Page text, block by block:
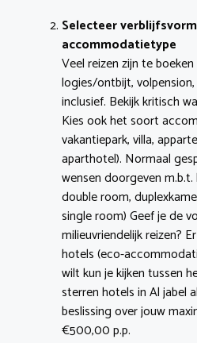
Selecteer
accommodatietype
Veel reizen zijn te
logies/ontbijt,
inclusief. Bekijk kritisch
Kies ook het soort
vakantiepark, villa,
aparthotel). Normaal
wensen doorgeven
double room,
single room) Geef je de
milieuvriendelijk reizen?
hotels (eco-
wilt kun je kijken tussen
sterren hotels in Al jabel
beslissing over jouw
€500,00 p.p.